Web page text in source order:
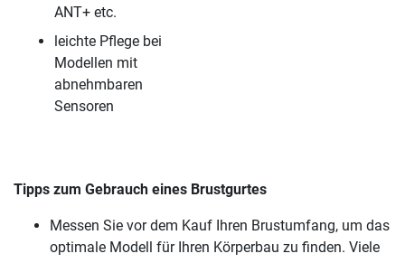
ANT+ etc.
leichte Pflege bei
Modellen mit
abnehmbaren
Sensoren
Tipps zum Gebrauch eines Brustgurtes
Messen Sie vor dem Kauf Ihren Brustumfang, um das
optimale Modell für Ihren Körperbau zu finden. Viele